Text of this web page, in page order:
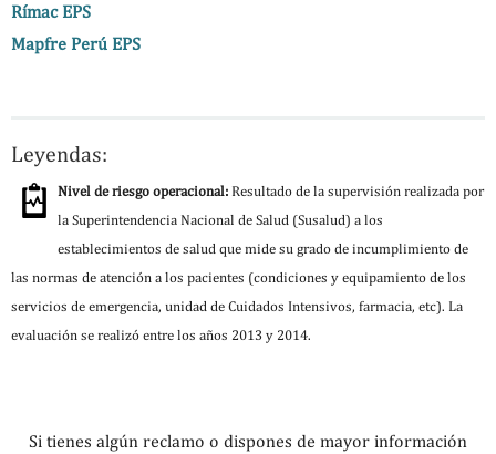
Rímac EPS
Mapfre Perú EPS
Leyendas:
Nivel de riesgo operacional: Resultado de la supervisión realizada por
la Superintendencia Nacional de Salud (Susalud) a los
establecimientos de salud que mide su grado de incumplimiento de
las normas de atención a los pacientes (condiciones y equipamiento de los
servicios de emergencia, unidad de Cuidados Intensivos, farmacia, etc). La
evaluación se realizó entre los años 2013 y 2014.
Si tienes algún reclamo o dispones de mayor información